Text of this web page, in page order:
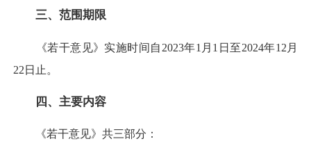
三、范围期限
《若干意见》实施时间自2023年1月1日至2024年12月
22日止。
四、主要内容
《若干意见》共三部分：